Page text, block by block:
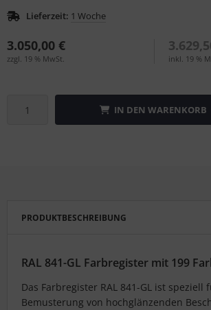
Lieferzeit: 1 Woche
3.050,00 €
zzgl. 19 % MwSt. inkl. 19 %
IN DEN WARENKORB
PRODUKTBESCHREIBUNG
RAL 841-GL Farbregister mit 199
Das Farbregister RAL 841-GL ist speziell
Bemusterung von hochglänzenden